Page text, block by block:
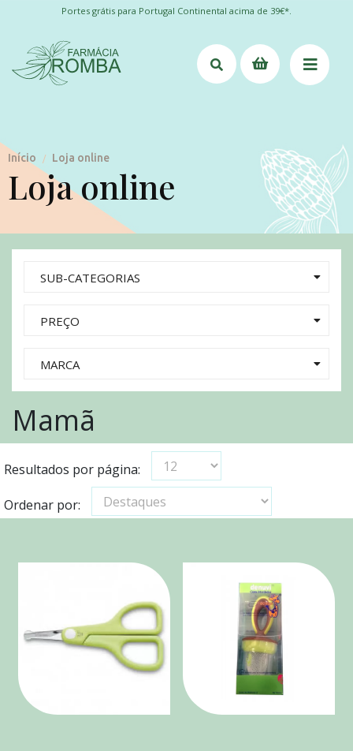
Portes grátis para Portugal Continental acima de 39€*.
Início / Loja online
Loja online
SUB-CATEGORIAS
PREÇO
MARCA
Mamã
Resultados por página:
Ordenar por: